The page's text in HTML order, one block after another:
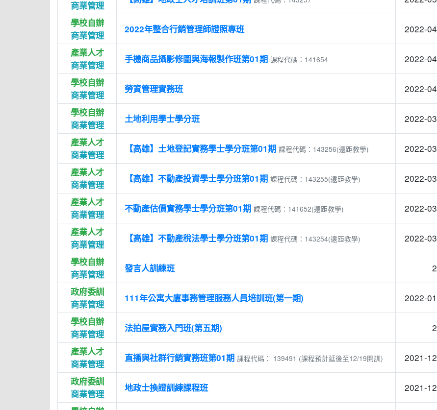
商業管理
學校自辦
商業管理
2022年整合行銷管理師證照專班 2022-
產業人才
商業管理
手機商品攝影修圖與海報製作班第01期 課程代碼：141654 2022-
學校自辦
商業管理
勞資管理實務班 2022-
學校自辦
商業管理
土地利用學士學分班 2022-
產業人才
商業管理
【高雄】土地登記實務學士學分班第01期 課程代碼：143256(遠距教學) 2022-
產業人才
商業管理
【高雄】不動產投資學士學分班第01期 課程代碼：143255(遠距教學) 2022-
產業人才
商業管理
不動產估價實務學士學分班第01期 課程代碼：141652(遠距教學) 2022-
產業人才
商業管理
【高雄】不動產稅法學士學分班第01期 課程代碼：143254(遠距教學) 2022-
學校自辦
商業管理
發言人訓練班
政府委訓
商業管理
111年公寓大廈事務管理服務人員培訓班(第一期) 2022-
學校自辦
商業管理
法拍屋實務入門班(第五期)
產業人才
商業管理
直播與社群行銷實務班第01期 課程代碼： 139491 (課程預計延後至12/19開訓) 2021-
政府委訓
商業管理
地政士換證訓練課程班 2021-